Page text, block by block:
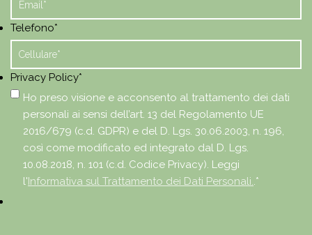
Telefono*
Privacy Policy*
Ho preso visione e acconsento al trattamento dei dati
personali ai sensi dell’art. 13 del Regolamento UE
2016/679 (c.d. GDPR) e del D. Lgs. 30.06.2003, n. 196,
così come modificato ed integrato dal D. Lgs.
10.08.2018, n. 101 (c.d. Codice Privacy). Leggi
l'Informativa sul Trattamento dei Dati Personali..*